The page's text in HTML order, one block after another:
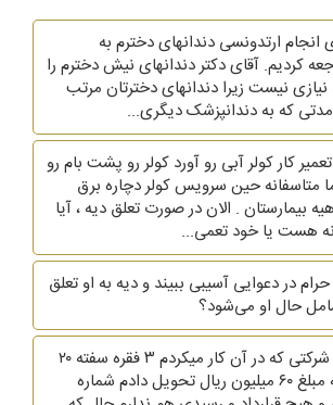
انجام ارتدونسی دندانهای دخترم به
کردیم. آقای دکتر دندانهای نیش دخترم را
نیست زیرا دندانهای دخترتان مرتب
که به دندانپزشک دیگری...
کار کولر آبی رو آورد کولر رو پشت بام رو
متاسفانه حین سرویس کولر دچاره برق
بیمارستان . الان در صورت تعلق دیه ، آیا
هست یا خود تعمی...
در دعوایی آسیبی ببیند و دیه به او تعلق
حال او می‌شود؟
برای ضمانت به شرکتی که در آن کار میکردم ۳ فقره سفته ۲۰
میلیونی جمعا به مبلغ ۶۰ میلیون ریال تحویل دادم شماره